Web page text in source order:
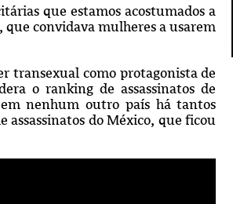
que estamos acostumados a
convidava mulheres a usarem
transexual como protagonista de
o ranking de assassinatos de
em nenhum outro país há tantos
do México, que ficou